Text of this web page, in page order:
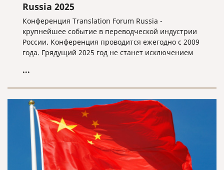
Russia 2025
Конференция Translation Forum Russia -
крупнейшее событие в переводческой индустрии
России. Конференция проводится ежегодно с 2009
года. Грядущий 2025 год не станет исключением
...